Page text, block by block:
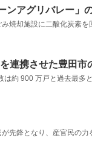
ンアグリバレー」
焼却施設に二酸化炭素
連携させた豊田市
約 900 万戸と過去最多
先鋒となり、産官民の